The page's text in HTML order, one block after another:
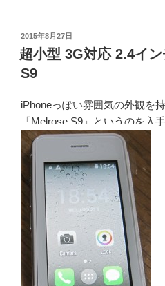
投
稿
日:
2015年8月27日
超小型 3G対応 2.4イ
S9
iPhoneっぽい雰囲気の外観を
「Melrose S9」というのを入